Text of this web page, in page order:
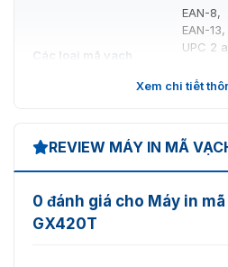
Các loại mã vạch
EAN-8,
EAN-
UPC 2
Code
PDF417,
Xem chi tiết
REVIEW MÁY IN MÃ
0 đánh giá cho Máy in
GX420T